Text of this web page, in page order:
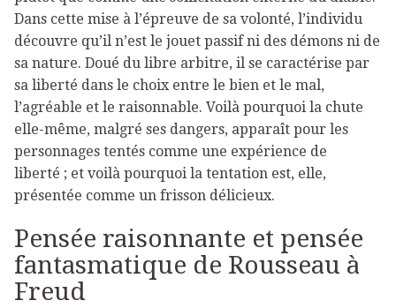
Dans cette mise à l’épreuve de sa volonté, l’individu
découvre qu’il n’est le jouet passif ni des démons ni de
sa nature. Doué du libre arbitre, il se caractérise par
sa liberté dans le choix entre le bien et le mal,
l’agréable et le raisonnable. Voilà pourquoi la chute
elle-même, malgré ses dangers, apparaît pour les
personnages tentés comme une expérience de
liberté ; et voilà pourquoi la tentation est, elle,
présentée comme un frisson délicieux.
Pensée raisonnante et pensée
fantasmatique de Rousseau à
Freud